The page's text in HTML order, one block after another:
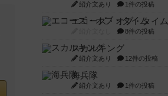
紹介文あり 1件の投稿
エコーズ・オブ・タイム
8件の投稿
スカルキング
紹介文あり 12件の投稿
海兵隊
紹介文あり 1件の投稿